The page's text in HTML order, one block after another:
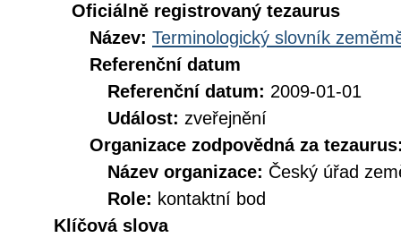
Oficiálně registrovaný tezaurus
Název: Terminologický slovník
Referenční datum
Referenční datum: 2009-01-01
Událost: zveřejnění
Organizace zodpovědná za
Název organizace: Český úřad
Role: kontaktní bod
Klíčová slova